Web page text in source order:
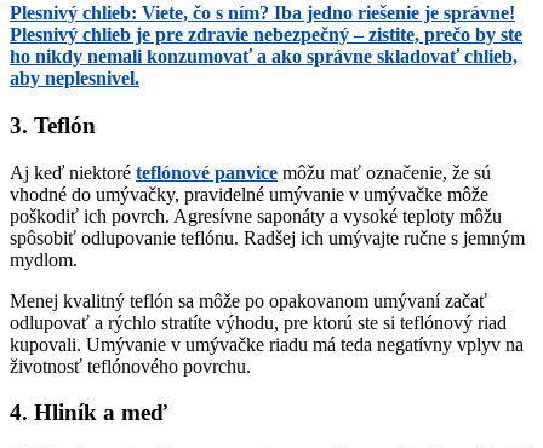
Plesnivý chlieb: Viete, čo s ním? Iba jedno riešenie je správne!
Plesnivý chlieb je pre zdravie nebezpečný – zistite, prečo by ste
ho nikdy nemali konzumovať a ako správne skladovať chlieb,
aby neplesnivel.
3. Teflón
Aj keď niektoré teflónové panvice môžu mať označenie, že sú
vhodné do umývačky, pravidelné umývanie v umývačke môže
poškodiť ich povrch. Agresívne saponáty a vysoké teploty môžu
spôsobiť odlupovanie teflónu. Radšej ich umývajte ručne s jemným
mydlom.
Menej kvalitný teflón sa môže po opakovanom umývaní začať
odlupovať a rýchlo stratíte výhodu, pre ktorú ste si teflónový riad
kupovali. Umývanie v umývačke riadu má teda negatívny vplyv na
životnosť teflónového povrchu.
4. Hliník a meď